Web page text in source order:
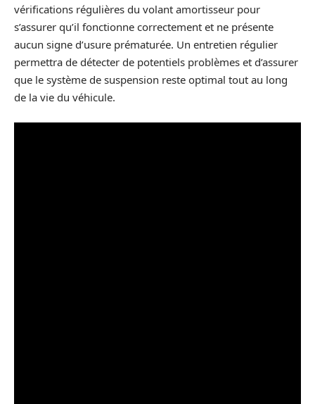
vérifications régulières du volant amortisseur pour
s’assurer qu’il fonctionne correctement et ne présente
aucun signe d’usure prématurée. Un entretien régulier
permettra de détecter de potentiels problèmes et d’assurer
que le système de suspension reste optimal tout au long
de la vie du véhicule.